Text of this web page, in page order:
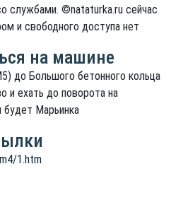
службами. ©nataturka.ru сейчас
и свободного доступа нет
на машине
до Большого бетонного кольца
и ехать до поворота на
будет Марьинка
1.htm